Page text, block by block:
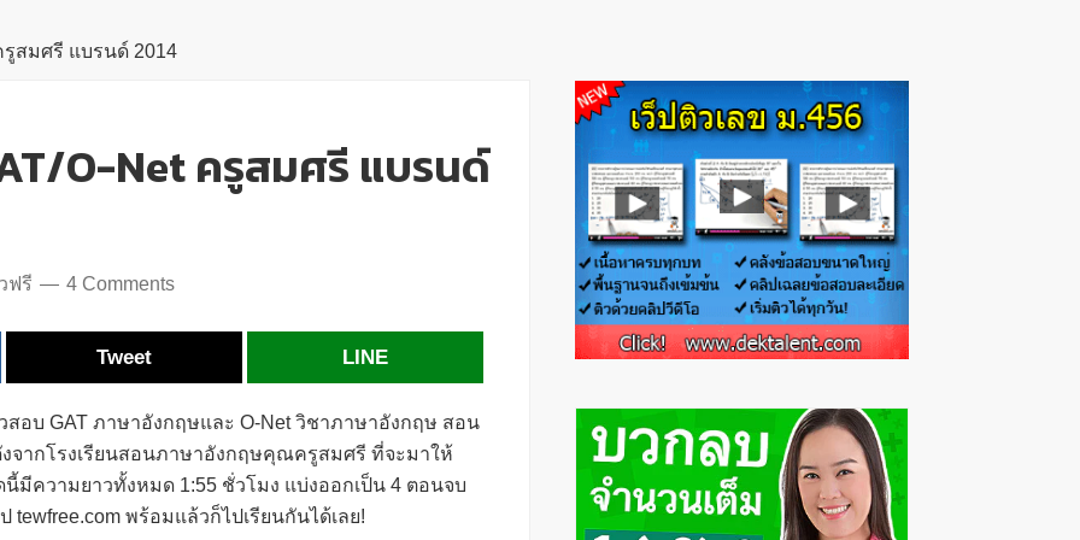
สมศรี แบรนด์ 2014
O-Net ครูสมศรี แบรนด์
ฟรี 4 Comments
Tweet LINE
อบ GAT ภาษาอังกฤษและ O-Net วิชาภาษาอังกฤษ สอน
จากโรงเรียนสอนภาษาอังกฤษคุณครูสมศรี ที่จะมาให้
ความยาวทั้งหมด 1:55 ชั่วโมง แบ่งออกเป็น 4 ตอนจบ
tewfree.com พร้อมแล้วก็ไปเรียนกันได้เลย!
Primary
Sidebar